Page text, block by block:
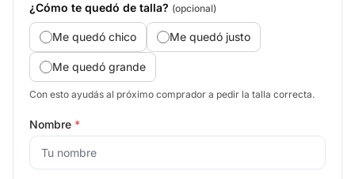
¿Cómo te quedó de talla? (opcional)
Me quedó chico Me quedó justo
Me quedó grande
Con esto ayudás al próximo comprador a pedir la talla correcta.
Nombre *